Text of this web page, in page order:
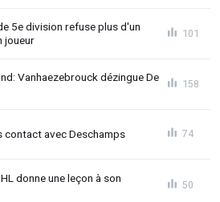
5e division refuse plus d'un
joueur
101
Vanhaezebrouck dézingue De
158
contact avec Deschamps 74
donne une leçon à son
50